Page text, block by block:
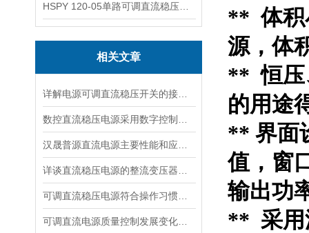
相关文章
** 体积
源，体
** 恒压
的用途
** 界面
值，窗
输出功
** 采用